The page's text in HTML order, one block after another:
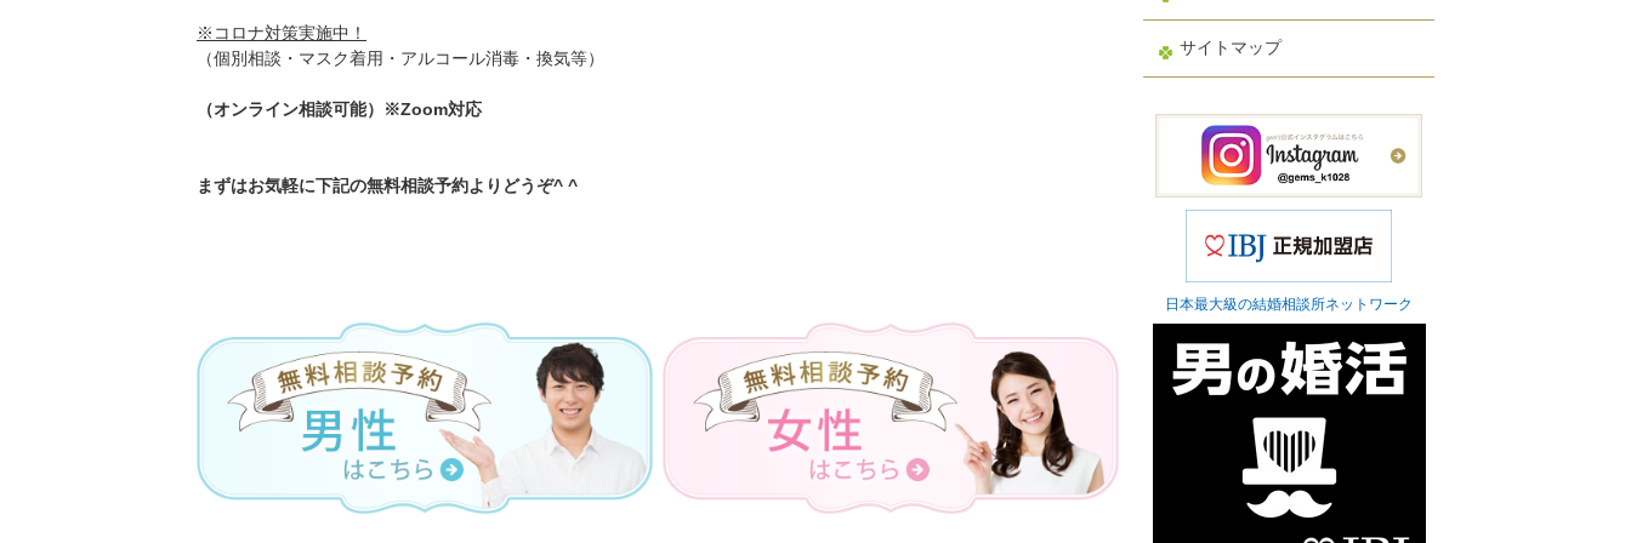
※コロナ対策実施中！
（個別相談・マスク着用・アルコール消毒・換気等）
（オンライン相談可能）※Zoom対応
まずはお気軽に下記の無料相談予約よりどうぞ^ ^
サイトマップ
日本最大級の結婚相談所ネットワーク